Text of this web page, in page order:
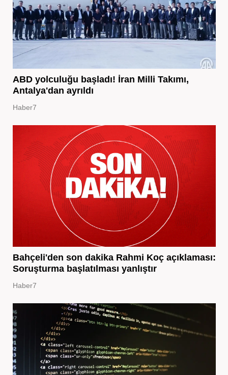
ABD yolculuğu başladı! İran Milli Takımı,
Antalya'dan ayrıldı
Haber7
Bahçeli'den son dakika Rahmi Koç açıklaması:
Soruşturma başlatılması yanlıştır
Haber7